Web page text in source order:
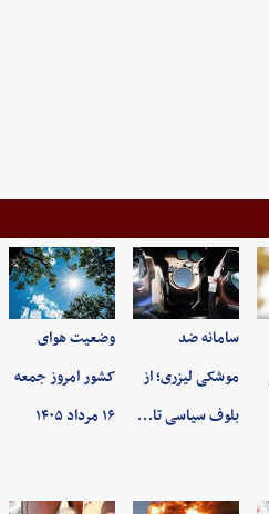
سامانه ضد
موشکی لیزری؛ از
بلوف سیاسی تا…
وضعیت هوای
کشور امروز جمعه
۱۶ مرداد ۱۴۰۵